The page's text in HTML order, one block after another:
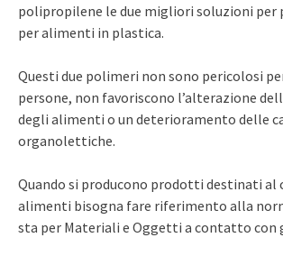
polipropilene le due migliori soluzioni per
per alimenti in plastica.
Questi due polimeri non sono pericolosi
persone, non favoriscono l’alterazione
degli alimenti o un deterioramento delle
organolettiche.
Quando si producono prodotti destinati
alimenti bisogna fare riferimento alla
sta per Materiali e Oggetti a contatto con